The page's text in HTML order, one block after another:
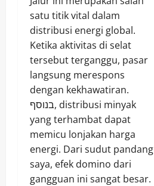
satu titik vital dalam
distribusi energi global.
Ketika aktivitas di selat
tersebut terganggu, pasar
langsung merespons
dengan kekhawatiran.
בנוסף, distribusi minyak
yang terhambat dapat
memicu lonjakan harga
energi. Dari sudut pandang
saya, efek domino dari
gangguan ini sangat besar.